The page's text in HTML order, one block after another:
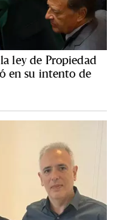
ley de Propiedad
en su intento de